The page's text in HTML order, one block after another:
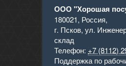
ООО "Хорошая
180021, Россия,
г. Псков, ул.
склад
Телефон: +7 (8112)
Поддержка по